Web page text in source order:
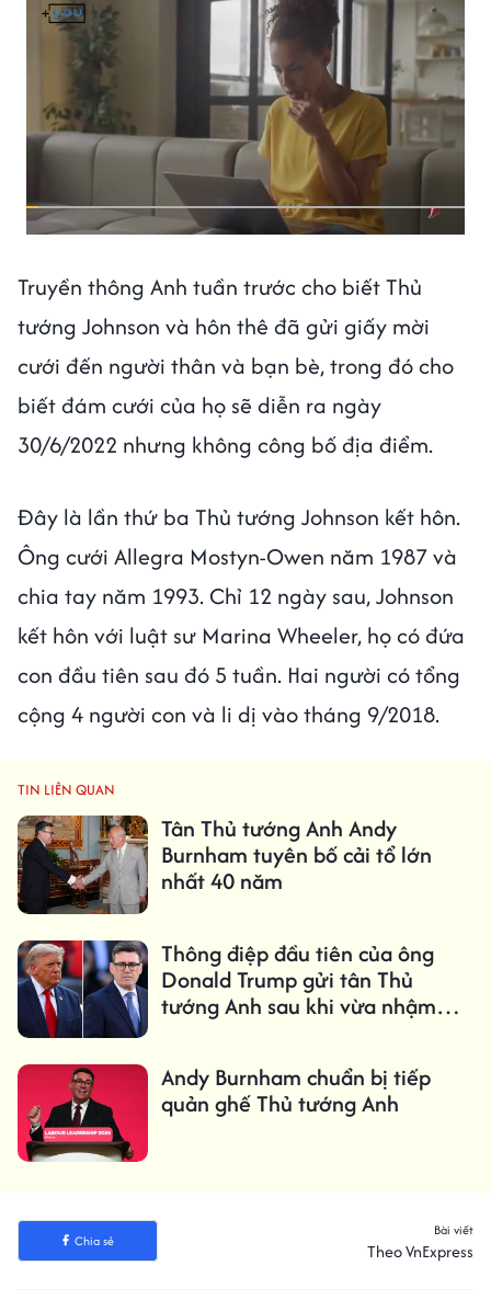
Truyền thông Anh tuần trước cho biết Thủ
tướng Johnson và hôn thê đã gửi giấy mời
cưới đến người thân và bạn bè, trong đó cho
biết đám cưới của họ sẽ diễn ra ngày
30/6/2022 nhưng không công bố địa điểm.
Đây là lần thứ ba Thủ tướng Johnson kết hôn.
Ông cưới Allegra Mostyn-Owen năm 1987 và
chia tay năm 1993. Chỉ 12 ngày sau, Johnson
kết hôn với luật sư Marina Wheeler, họ có đứa
con đầu tiên sau đó 5 tuần. Hai người có tổng
cộng 4 người con và li dị vào tháng 9/2018.
TIN LIÊN QUAN
Tân Thủ tướng Anh Andy
Burnham tuyên bố cải tổ lớn
nhất 40 năm
Thông điệp đầu tiên của ông
Donald Trump gửi tân Thủ
tướng Anh sau khi vừa nhậm
Andy Burnham chuẩn bị tiếp
quản ghế Thủ tướng Anh
Chia sẻ
Bài viết
Theo VnExpress